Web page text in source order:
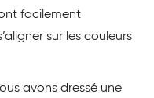
facilement
sur les couleurs
avons dressé une